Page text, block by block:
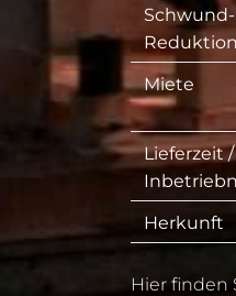
Schwund-
Reduktion
Miete
Lieferzeit /
Herkunft
Hier finden